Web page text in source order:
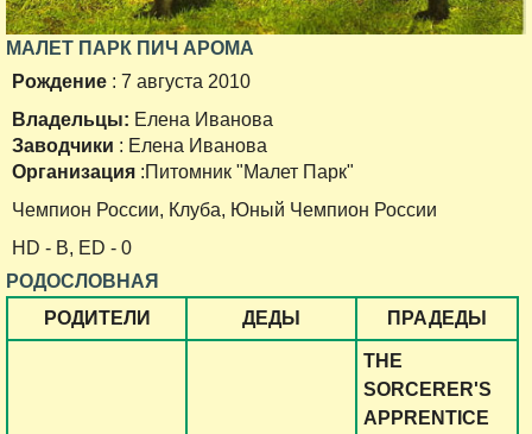
МАЛЕТ ПАРК ПИЧ АРОМА
Рождение : 7 августа 2010
Владельцы: Елена Иванова
Заводчики : Елена Иванова
Организация :Питомник "Малет Парк"
Чемпион России, Клуба, Юный Чемпион России
HD - B, ED - 0
РОДОСЛОВНАЯ
РОДИТЕЛИ
ДЕДЫ ПРАДЕДЫ
THE
SORCERER'S
APPRENTICE